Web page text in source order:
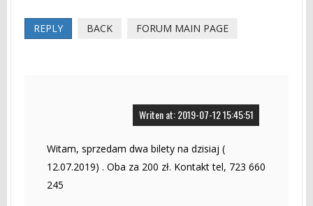
REPLY BACK FORUM MAIN PAGE
Writen at: 2019-07-12 15:45:51
Witam, sprzedam dwa bilety na dzisiaj (
12.07.2019) . Oba za 200 zł. Kontakt tel, 723 660
245